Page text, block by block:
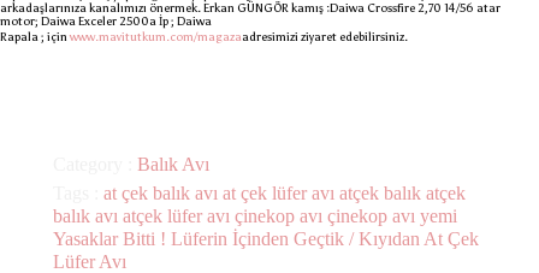
arkadaşlarınıza kanalımızı önermek. Erkan GÜNGÖR kamış :Daiwa Crossfire 2,70 14/56 atar
motor; Daiwa Exceler 2500a İp ; Daiwa
Rapala ; için www.mavitutkum.com/magazaadresimizi ziyaret edebilirsiniz.
Balık Avı
at çek balık avı at çek lüfer avı atçek balık atçek
balık avı atçek lüfer avı çinekop avı çinekop avı yemi
Yasaklar Bitti ! Lüferin İçinden Geçtik / Kıyıdan At Çek
Lüfer Avı